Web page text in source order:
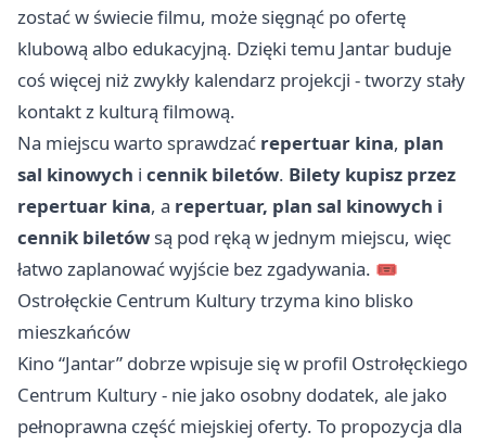
zostać w świecie filmu, może sięgnąć po ofertę
klubową albo edukacyjną. Dzięki temu Jantar buduje
coś więcej niż zwykły kalendarz projekcji - tworzy stały
kontakt z kulturą filmową.
Na miejscu warto sprawdzać repertuar kina, plan
sal kinowych i cennik biletów. Bilety kupisz przez
repertuar kina, a repertuar, plan sal kinowych i
cennik biletów są pod ręką w jednym miejscu, więc
łatwo zaplanować wyjście bez zgadywania. 🎟️
Ostrołęckie Centrum Kultury trzyma kino blisko
mieszkańców
Kino “Jantar” dobrze wpisuje się w profil Ostrołęckiego
Centrum Kultury - nie jako osobny dodatek, ale jako
pełnoprawna część miejskiej oferty. To propozycja dla